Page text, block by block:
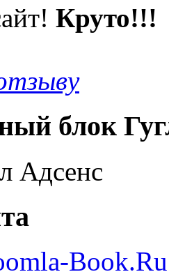
Круто!!!
блок
Адсенс
Book.Ru